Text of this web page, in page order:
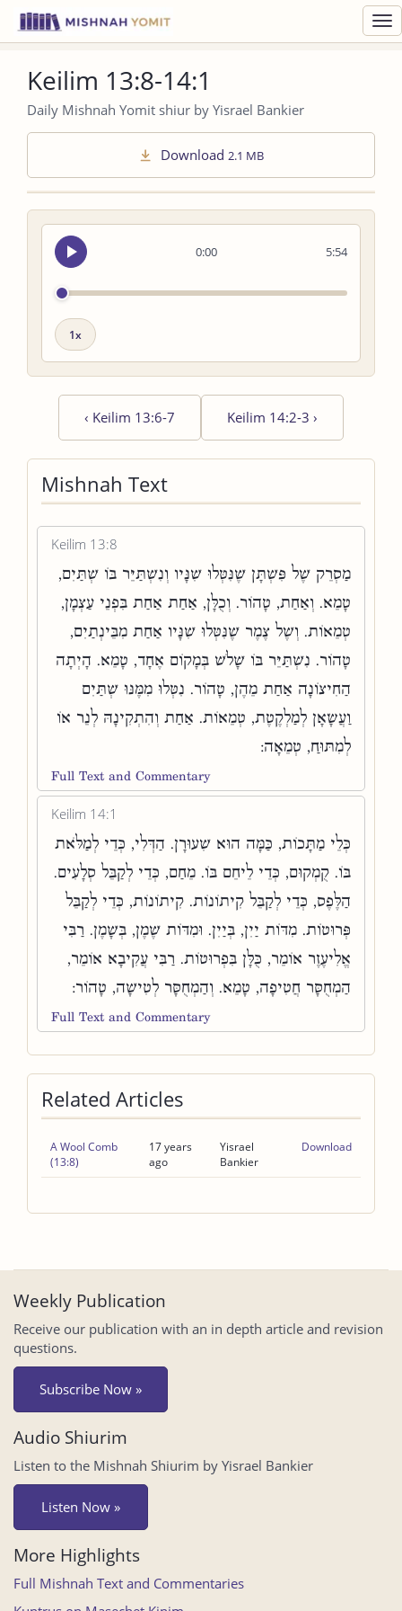
Keilim 13:8-14:1
Daily Mishnah Yomit shiur by Yisrael Bankier
Download 2.1 MB
0:00
Seek
audio
5:54
Playback
‹ Keilim 13:6-7 Keilim 14:2-3 ›
Mishnah Text
Keilim 13:8
מַסְרֵק שֶׁל פִּשְׁתָּן שֶׁנִּטְּלוּ שִׁנָּיו וְנִשְׁתַּיֵּר בּוֹ שְׁתַּיִם,
טָמֵא. וְאַחַת, טָהוֹר. וְכֻלָּן, אַחַת אַחַת בִּפְנֵי עַצְמָן,
טְמֵאוֹת. וְשֶׁל צֶמֶר שֶׁנִּטְּלוּ שִׁנָּיו אַחַת מִבֵּינְתַיִם,
טָהוֹר. נִשְׁתַּיֵּר בּוֹ שָׁלֹשׁ בְּמָקוֹם אֶחָד, טָמֵא. הָיְתָה
הַחִיצוֹנָה אַחַת מֵהֶן, טָהוֹר. נִטְּלוּ מִמֶּנּוּ שְׁתַּיִם
וַעֲשָׂאָן לְמַלְקֶטֶת, טְמֵאוֹת. אַחַת וְהִתְקִינָהּ לְנֵר אוֹ
לְמִתּוּחַ, טְמֵאָה:
Full Text and Commentary
Keilim 14:1
כְּלֵי מַתָּכוֹת, כַּמָּה הוּא שִׁעוּרָן. הַדְּלִי, כְּדֵי לְמַלֹּאת
בּוֹ. קֻמְקוּם, כְּדֵי לֵיחֵם בּוֹ. מֵחַם, כְּדֵי לְקַבֵּל סְלָעִים.
הַלֶּפֶס, כְּדֵי לְקַבֵּל קִיתוֹנוֹת. קִיתוֹנוֹת, כְּדֵי לְקַבֵּל
פְּרוּטוֹת. מִדּוֹת יַיִן, בְּיַיִן. וּמִדּוֹת שֶׁמֶן, בְּשָׁמֶן. רַבִּי
אֱלִיעֶזֶר אוֹמֵר, כֻּלָּן בִּפְרוּטוֹת. רַבִּי עֲקִיבָא אוֹמֵר,
הַמְחֻסָּר חֲטִיפָה, טָמֵא. וְהַמְחֻסָּר לְטִישָׁה, טָהוֹר:
Full Text and Commentary
Related Articles
A Wool Comb
(13:8)
17 years
ago
Yisrael
Bankier
Download
Weekly Publication
Receive our publication with an in depth article and revision
questions.
Subscribe Now »
Audio Shiurim
Listen to the Mishnah Shiurim by Yisrael Bankier
Listen Now »
More Highlights
Full Mishnah Text and Commentaries